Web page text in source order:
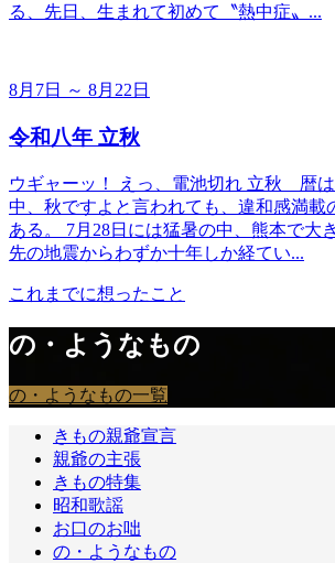
る、先日、生まれて初めて〝熱中症〟...
8月7日 ～ 8月22日
令和八年 立秋
ウギャーッ！ えっ、電池切れ 立秋＿暦
中、秋ですよと言われても、違和感満載
ある。 7月28日には猛暑の中、熊本で大
先の地震からわずか十年しか経てい...
これまでに想ったこと
の・ようなもの
の・ようなもの一覧
きもの親爺宣言
親爺の主張
きもの特集
昭和歌謡
お口のお咄
の・ようなもの